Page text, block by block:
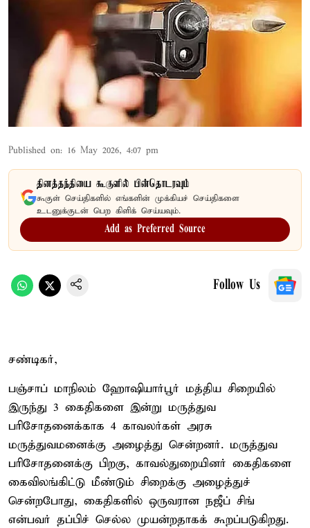
Published on: 16 May 2026, 4:07 pm
தினத்தந்தியை கூகுளில் பின்தொடரவும்
கூகுள் செய்திகளில் எங்களின் முக்கியச் செய்திகளை
உடனுக்குடன் பெற கிளிக் செய்யவும்.
Add as Preferred Source
Follow Us
சண்டிகர்,
பஞ்சாப் மாநிலம் ஹோஷியார்பூர் மத்திய சிறையில்
இருந்து 3 கைதிகளை இன்று மருத்துவ
பரிசோதனைக்காக 4 காவலர்கள் அரசு
மருத்துவமனைக்கு அழைத்து சென்றனர். மருத்துவ
பரிசோதனைக்கு பிறகு, காவல்துறையினர் கைதிகளை
கைவிலங்கிட்டு மீண்டும் சிறைக்கு அழைத்துச்
சென்றபோது, ​​கைதிகளில் ஒருவரான நஜீப் சிங்
என்பவர் தப்பிச் செல்ல முயன்றதாகக் கூறப்படுகிறது.